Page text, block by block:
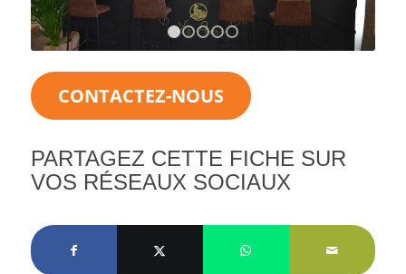
CONTACTEZ-NOUS
PARTAGEZ CETTE FICHE SUR
VOS RÉSEAUX SOCIAUX